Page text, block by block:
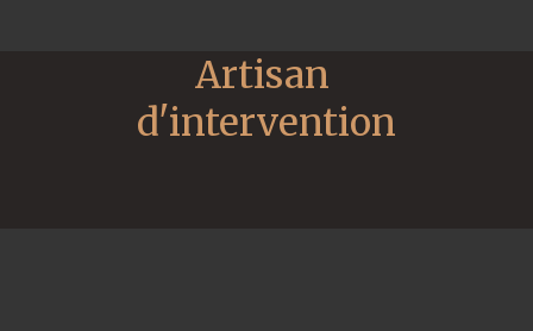
Artisan
d'intervention